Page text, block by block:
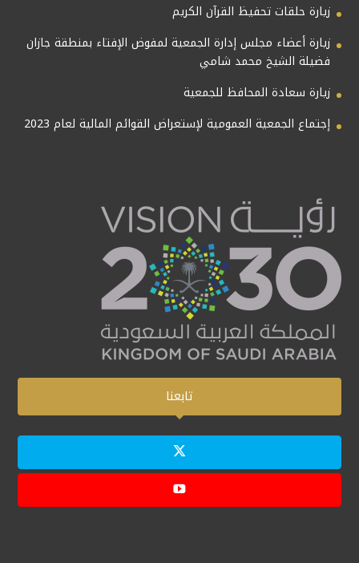
زيارة حلقات تحفيظ القرآن الكريم
زيارة أعضاء مجلس إدارة الجمعية لمفوض الإفتاء بمنطقة جازان
فضيلة الشيخ محمد شامي
زيارة سعادة المحافظ للجمعية
إجتماع الجمعية العمومية لإستعراض القوائم المالية لعام 2023
تابعنا